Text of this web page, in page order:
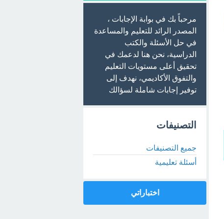
مرحباً بك في بوابة الإجابات ،
المصدر الرائد للتعليم والمساعدة
في حل الأسئلة والكتب
الدراسية، نحن هنا لدعمك في
تحقيق أعلى مستويات التعليم
والتفوق الأكاديمي، نهدف إلى
توفير إجابات شاملة لسؤالك
التصنيفات
جميع التصنيفات
أسئلة تعليمية
اختباراتي